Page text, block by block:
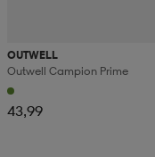
OUTWELL
Outwell Campion Prime
43,99